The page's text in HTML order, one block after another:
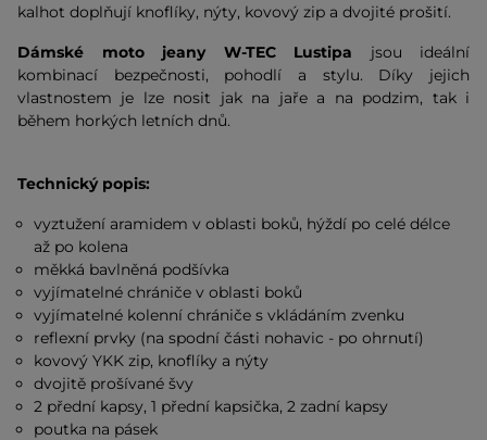
kalhot doplňují knoflíky, nýty, kovový zip a dvojité prošití.
Dámské moto jeany W-TEC Lustipa jsou ideální
kombinací bezpečnosti, pohodlí a stylu. Díky jejich
vlastnostem je lze nosit jak na jaře a na podzim, tak i
během horkých letních dnů.
Technický popis:
vyztužení aramidem v oblasti boků, hýždí po celé délce
až po kolena
měkká bavlněná podšívka
vyjímatelné chrániče v oblasti boků
vyjímatelné kolenní chrániče s vkládáním zvenku
reflexní prvky (na spodní části nohavic - po ohrnutí)
kovový YKK zip, knoflíky a nýty
dvojitě prošívané švy
2 přední kapsy, 1 přední kapsička, 2 zadní kapsy
poutka na pásek